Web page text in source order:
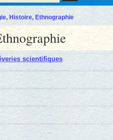
Histoire, Ethnographie
scientifiques